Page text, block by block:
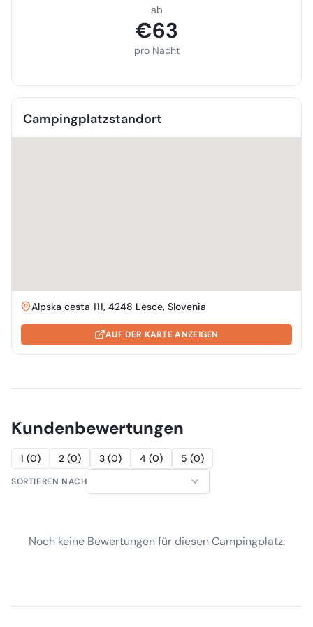
ab
€63
pro Nacht
Campingplatzstandort
Alpska cesta 111, 4248 Lesce, Slovenia
AUF DER KARTE ANZEIGEN
Kundenbewertungen
1 (0) 2 (0) 3 (0) 4 (0) 5 (0)
SORTIEREN NACH
Noch keine Bewertungen für diesen Campingplatz.